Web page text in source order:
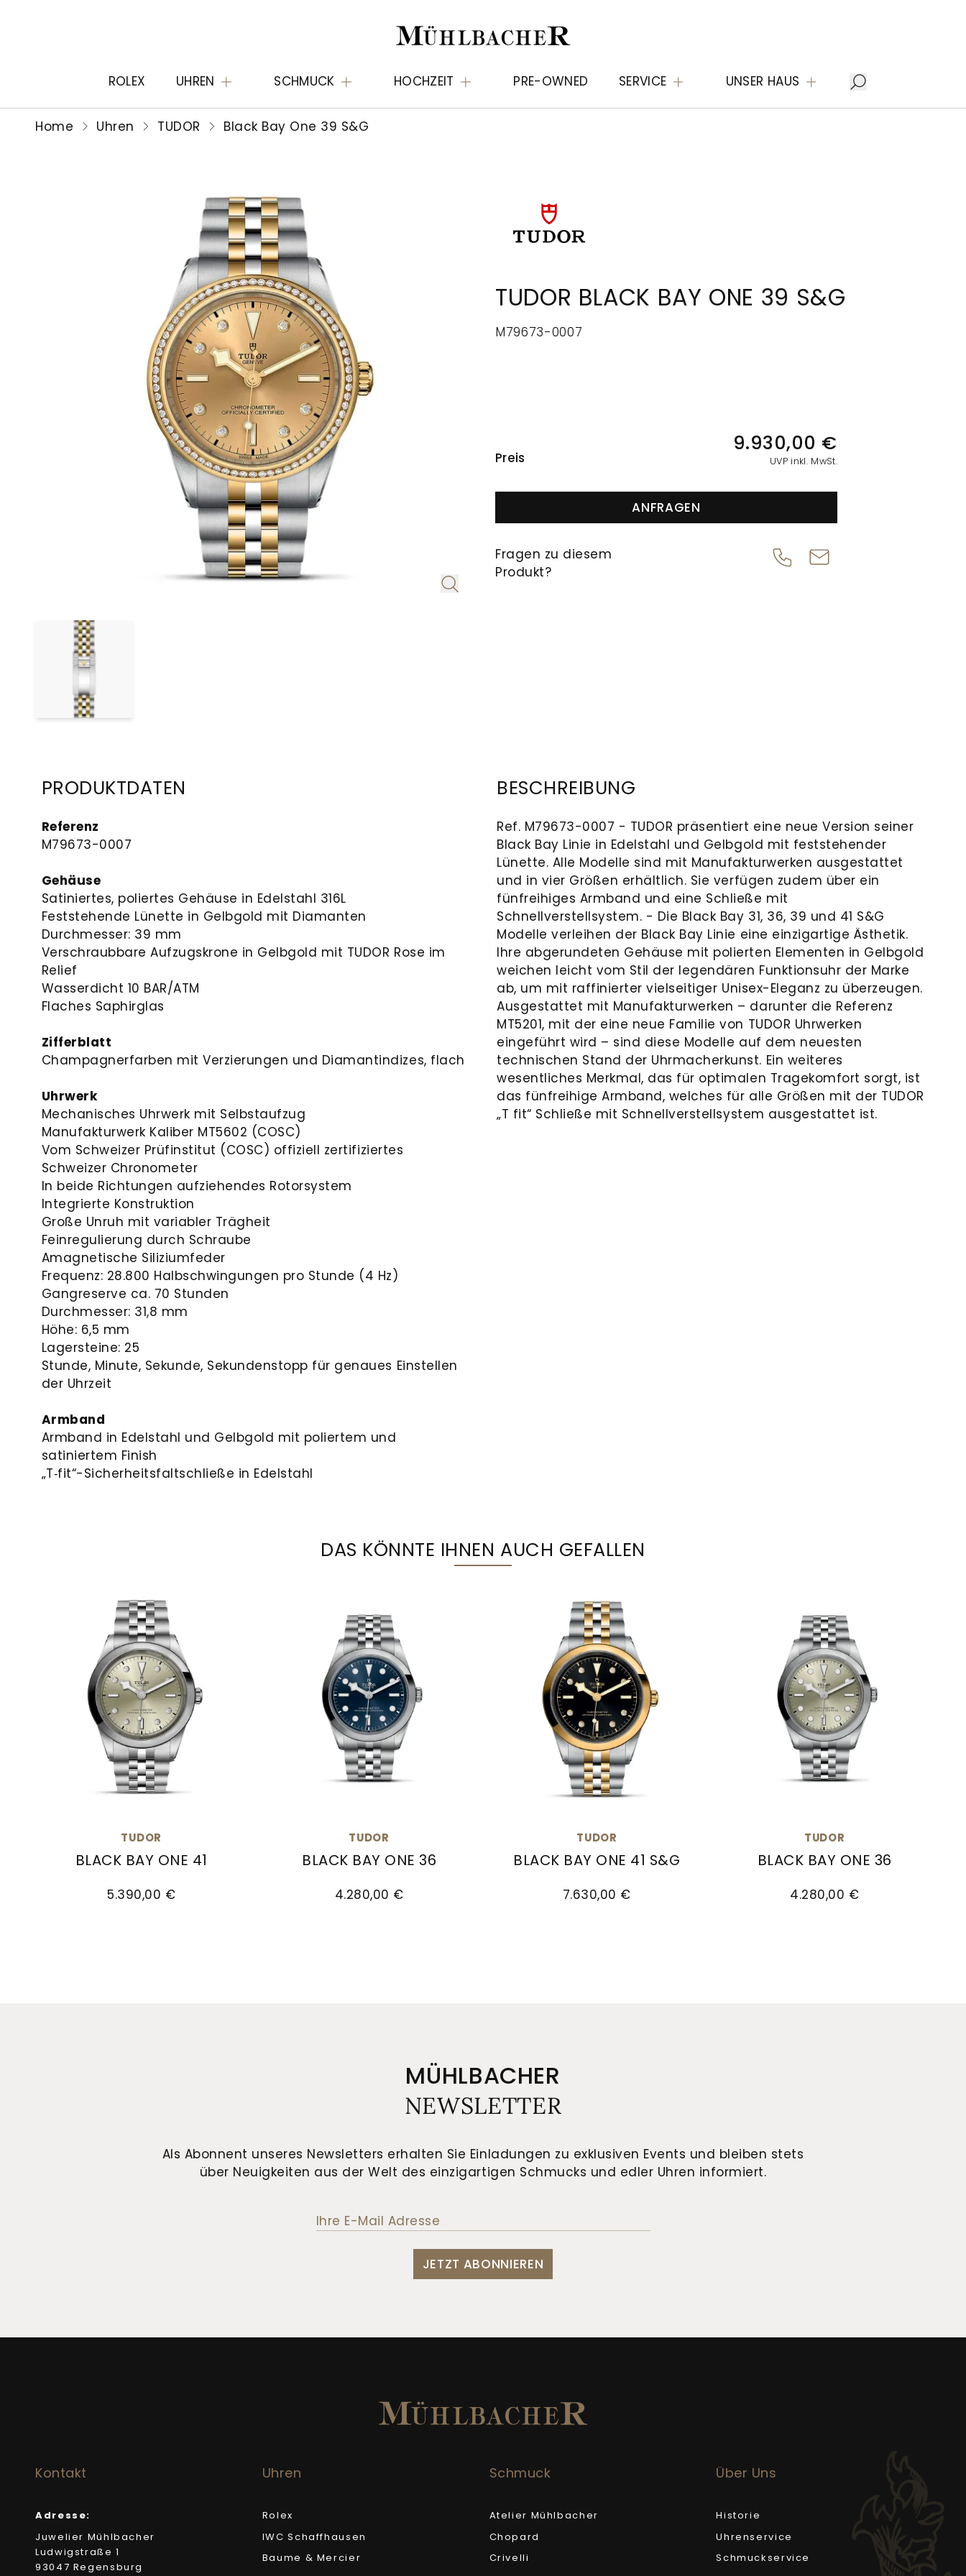
ROLEX UHREN SCHMUCK HOCHZEIT PRE-OWNED SERVICE UNSER HAUS
Home Uhren TUDOR Black Bay One 39 S&G
TUDOR BLACK BAY ONE 39 S&G
M79673-0007
Preis
9.930,00 €
UVP inkl. MwSt.
ANFRAGEN
Fragen zu diesem
Produkt?
PRODUKTDATEN
Referenz
M79673-0007
Gehäuse
Satiniertes, poliertes Gehäuse in Edelstahl 316L
Feststehende Lünette in Gelbgold mit Diamanten
Durchmesser: 39 mm
Verschraubbare Aufzugskrone in Gelbgold mit TUDOR Rose im
Relief
Wasserdicht 10 BAR/ATM
Flaches Saphirglas
Zifferblatt
Champagnerfarben mit Verzierungen und Diamantindizes, flach
Uhrwerk
Mechanisches Uhrwerk mit Selbstaufzug
Manufakturwerk Kaliber MT5602 (COSC)
Vom Schweizer Prüfinstitut (COSC) offiziell zertifiziertes
Schweizer Chronometer
In beide Richtungen aufziehendes Rotorsystem
Integrierte Konstruktion
Große Unruh mit variabler Trägheit
Feinregulierung durch Schraube
Amagnetische Siliziumfeder
Frequenz: 28.800 Halbschwingungen pro Stunde (4 Hz)
Gangreserve ca. 70 Stunden
Durchmesser: 31,8 mm
Höhe: 6,5 mm
Lagersteine: 25
Stunde, Minute, Sekunde, Sekundenstopp für genaues Einstellen
der Uhrzeit
Armband
Armband in Edelstahl und Gelbgold mit poliertem und
satiniertem Finish
„T‑fit“-Sicherheits­faltschließe in Edelstahl
BESCHREIBUNG
Ref. M79673-0007 - TUDOR präsentiert eine neue Version seiner
Black Bay Linie in Edelstahl und Gelbgold mit feststehender
Lünette. Alle Modelle sind mit Manufakturwerken ausgestattet
und in vier Größen erhältlich. Sie verfügen zudem über ein
fünfreihiges Armband und eine Schließe mit
Schnellverstellsystem. - Die Black Bay 31, 36, 39 und 41 S&G
Modelle verleihen der Black Bay Linie eine einzigartige Ästhetik.
Ihre abgerundeten Gehäuse mit polierten Elementen in Gelbgold
weichen leicht vom Stil der legendären Funktionsuhr der Marke
ab, um mit raffinierter vielseitiger Unisex-Eleganz zu überzeugen.
Ausgestattet mit Manufakturwerken – darunter die Referenz
MT5201, mit der eine neue Familie von TUDOR Uhrwerken
eingeführt wird – sind diese Modelle auf dem neuesten
technischen Stand der Uhrmacherkunst. Ein weiteres
wesentliches Merkmal, das für optimalen Tragekomfort sorgt, ist
das fünfreihige Armband, welches für alle Größen mit der TUDOR
„T fit“ Schließe mit Schnellverstellsystem ausgestattet ist.
DAS KÖNNTE IHNEN AUCH GEFALLEN
TUDOR
BLACK BAY ONE 41
5.390,00 €
TUDOR
BLACK BAY ONE 36
4.280,00 €
TUDOR
BLACK BAY ONE 41 S&G
7.630,00 €
TUDOR
BLACK BAY ONE 36
4.280,00 €
MÜHLBACHER
NEWSLETTER
Als Abonnent unseres Newsletters erhalten Sie Einladungen zu exklusiven Events und bleiben stets
über Neuigkeiten aus der Welt des einzigartigen Schmucks und edler Uhren informiert.
JETZT ABONNIEREN
Kontakt
Adresse:
Juwelier Mühlbacher
Ludwigstraße 1
93047 Regensburg
Uhren
Rolex
IWC Schaffhausen
Baume & Mercier
Schmuck
Atelier Mühlbacher
Chopard
Crivelli
Über Uns
Historie
Uhrenservice
Schmuckservice